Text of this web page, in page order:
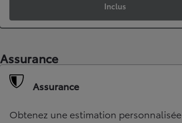
Inclus
Assurance
Assurance
Obtenez une estimation personnalisée